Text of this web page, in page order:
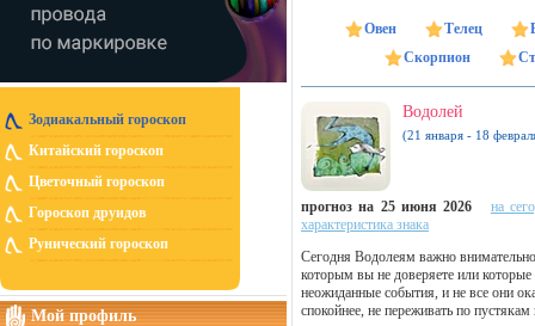
Зодиакальный гороскоп
Китайский гороскоп
Цветочный гороскоп
Гороскоп друидов
Рунический гороскоп
Мой профиль
Овен Телец
Скорпион
Водолей
(21 января - 18
прогноз на 25 июня 2026
на
характеристика знака
Сегодня Водолеям важно
которым вы не доверяете или
неожиданные события, и не все они
спокойнее, не переживать по